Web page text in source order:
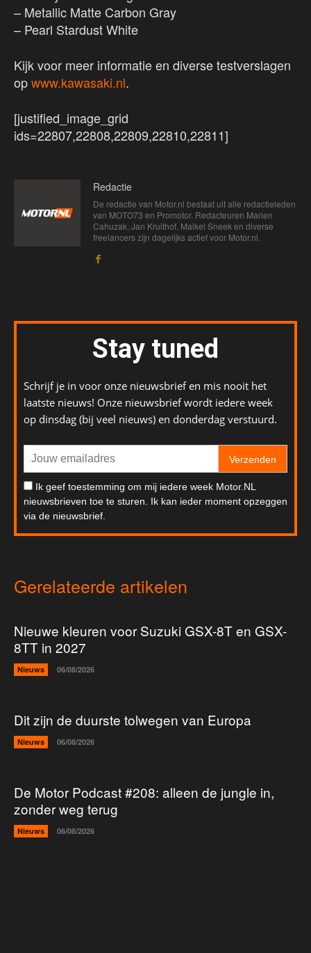
– Metallic Matte Carbon Gray
– Pearl Stardust White
Kijk voor meer informatie en diverse testverslagen
opwww.kawasaki.nl.
[justified_image_grid
ids=22807,22808,22809,22810,22811]
Redactie
De redactie van Motor.nl bestaat uit alle redactieleden
van MOTO73 en Promotor. Redacteuren Marien
Cahuzak, Jan Kruithof, Maikel Sneek en diverse
freelancers zijn dagelijks actief voor Motor.nl.
Stay tuned
Schrijf je in voor onze nieuwsbrief en mis nooit het
laatste nieuws! Onze nieuwsbrief wordt iedere week
op dinsdag (bij veel nieuws) en donderdag verstuurd.
Verzenden
Ik geef toestemming om mij iedere week Motor.NL
nieuwsbrieven toe te sturen. Ik kan ieder moment opzeggen
via de nieuwsbrief.
Gerelateerde artikelen
Nieuwe kleuren voor Suzuki GSX-8T en GSX-
8TT in 2027
Nieuws 06/08/2026
Dit zijn de duurste tolwegen van Europa
Nieuws 06/08/2026
De Motor Podcast #208: alleen de jungle in,
zonder weg terug
Nieuws 06/08/2026